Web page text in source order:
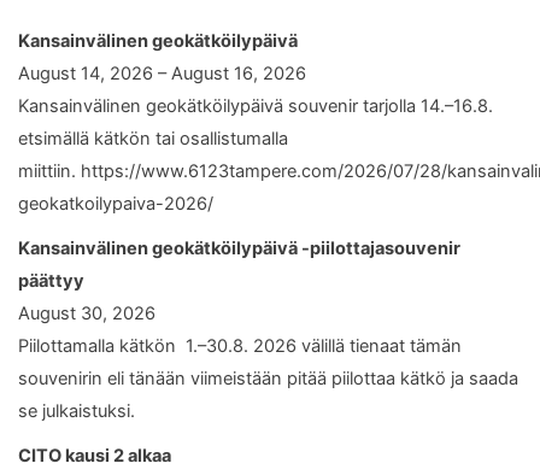
Kansainvälinen geokätköilypäivä
August 14, 2026 – August 16, 2026
Kansainvälinen geokätköilypäivä souvenir tarjolla 14.–16.8.
etsimällä kätkön tai osallistumalla
miittiin. https://www.6123tampere.com/2026/07/28/
geokatkoilypaiva-2026/
Kansainvälinen geokätköilypäivä -piilottajasouvenir
päättyy
August 30, 2026
Piilottamalla kätkön 1.–30.8. 2026 välillä tienaat tämän
souvenirin eli tänään viimeistään pitää piilottaa kätkö ja saada
se julkaistuksi.
CITO kausi 2 alkaa